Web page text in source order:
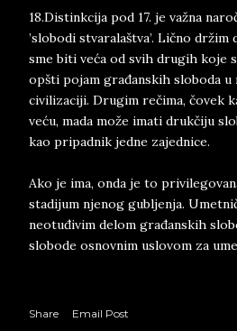
18.Distinkcija pod 17. je važna
’slobodi stvaralaštva’. Lično držim
sme biti veća od svih drugih koje
opšti pojam građanskih sloboda u
civilizaciji. Drugim rečima, čovek
veću, mada može imati drukčiju
kao pripadnik jedne zajednice.
Ako je ima, onda je to
stadijum njenog gubljenja.
neotuđivim delom građanskih
slobode osnovnim uslovom za
Share Email Post